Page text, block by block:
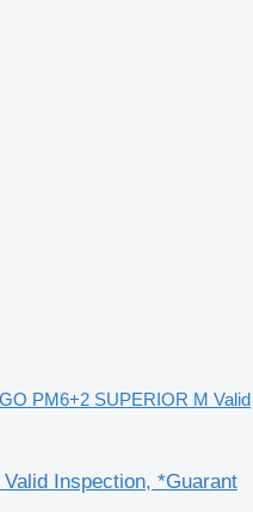
PM6+2 SUPERIOR M Valid
Inspection, *Guarant